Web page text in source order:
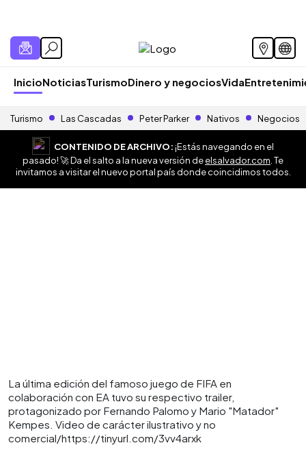
InicioNoticiasTurismoDinero y negociosVida
Turismo Las Cascadas Peter Parker Nativos Negocios
CONTENIDO DE ARCHIVO:¡Estás navegando en el
pasado! 🚀 Da el salto a la nueva versión deelsalvador.com . Te
invitamos a visitar el nuevo portal país donde coincidimos todos.
La última edición del famoso juego de FIFA en
colaboración con EA tuvo su respectivo trailer,
protagonizado por Fernando Palomo y Mario "Matador"
Kempes. Video de carácter ilustrativo y no
comercial/https://tinyurl.com/3vv4arxk